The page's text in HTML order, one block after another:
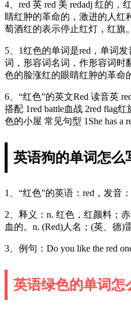
4、red 英 red 美 redadj 红的
睛红肿的革命的，激进的人红
萄酒红的表示停止红灯，红旗。
5、1红色的单词是red，单词
词，形容词名词，作形容词时
色的脸涨红的眼睛红肿的革命
6、“红色”的英文Red 读音英
搭配 1red battle血战 2red flag红
色的小屋 常见句型 1She has a
英语狗的单词怎么
1、“红色”的英语：red，发音
2、释义：n. 红色，红颜料；
血的。n. (Red)人名；(英、德)
3、例句：Do you like the red
英语绿色的单词怎